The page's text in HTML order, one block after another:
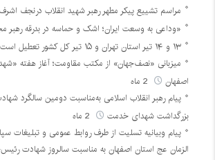
مراسم تشییع پیکر مطهر رهبر شهید انقلاب درنجف اشرف
«وداعی به وسعت ایران؛ اشک و حماسه در بدرقه رهبر
۱۳ و ۱۴ تیر استان تهران و ۱۵ تیر کل کشور تعطیل است
میزبانی «نصف‌جهان» از مکتب مقاومت؛ آغاز هفته
اصفهان
پیام رهبر انقلاب اسلامی به‌مناسبت دومین سالگرد
بزرگداشت شهدای خدمت
پیام وبیانیه تسلیت از طرف روابط عمومی و
الزمان عج استان اصفهان به مناسبت سالروز شهادت